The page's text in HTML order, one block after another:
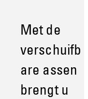
Met de
verschuifb
are assen
brengt u